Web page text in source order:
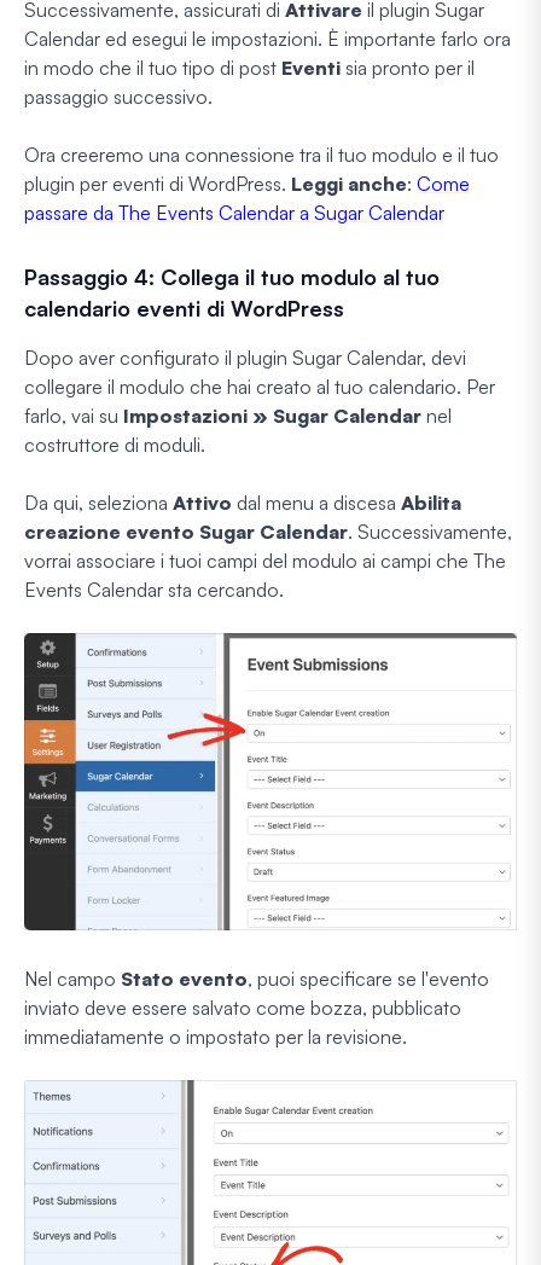
Successivamente, assicurati di Attivare il plugin Sugar
Calendar ed esegui le impostazioni. È importante farlo ora
in modo che il tuo tipo di post Eventi sia pronto per il
passaggio successivo.
Ora creeremo una connessione tra il tuo modulo e il tuo
plugin per eventi di WordPress. Leggi anche: Come
passare da The Events Calendar a Sugar Calendar
Passaggio 4: Collega il tuo modulo al tuo
calendario eventi di WordPress
Dopo aver configurato il plugin Sugar Calendar, devi
collegare il modulo che hai creato al tuo calendario. Per
farlo, vai su Impostazioni » Sugar Calendar nel
costruttore di moduli.
Da qui, seleziona Attivo dal menu a discesa Abilita
creazione evento Sugar Calendar. Successivamente,
vorrai associare i tuoi campi del modulo ai campi che The
Events Calendar sta cercando.
Nel campo Stato evento, puoi specificare se l'evento
inviato deve essere salvato come bozza, pubblicato
immediatamente o impostato per la revisione.